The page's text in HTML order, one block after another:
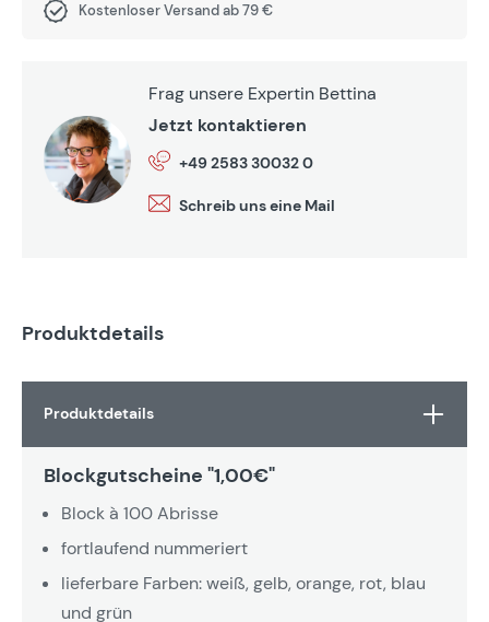
Kostenloser Versand ab 79 €
Frag unsere Expertin Bettina
Jetzt kontaktieren
+49 2583 30032 0
Schreib uns eine Mail
Produktdetails
Produktdetails
Blockgutscheine "1,00€"
Block à 100 Abrisse
fortlaufend nummeriert
lieferbare Farben: weiß, gelb, orange, rot, blau
und grün